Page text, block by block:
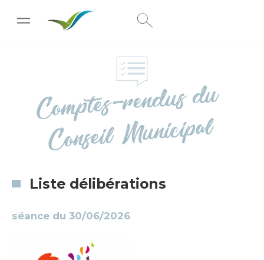
Co
mptes-ren
dus
du
Conseil
Municipal
Liste délibérations
séance du 30/06/2026